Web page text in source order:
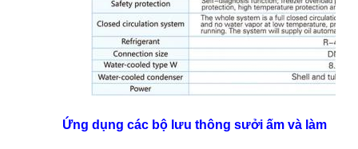
Ứng dụng các bộ lưu thông sưởi ấm và làm